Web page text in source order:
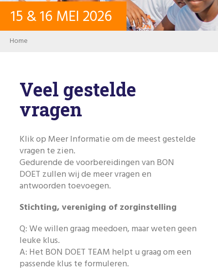
CONTACT
USER ACCOUNT
Zoeken
Like ons op Facebook
15 &16 MEI 2026
Breadcrumb
Home
Veel gestelde
vragen
Klik op Meer Informatie om de meest gestelde
vragen te zien.
Gedurende de voorbereidingen van BON
DOET zullen wij de meer vragen en
antwoorden toevoegen.
Stichting, vereniging of zorginstelling
Q: We willen graag meedoen, maar weten geen
leuke klus.
A: Het BON DOET TEAM helpt u graag om een
passende klus te formuleren.